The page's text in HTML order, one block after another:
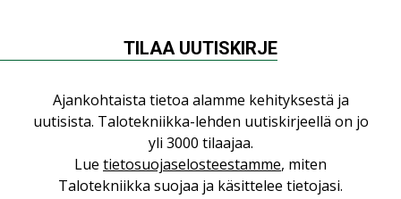
erilliset teknologiat tuodaan yhteen”
AJANKOHTAISTA,TILAAJILLE
Puutteellinen eristys lisää lämpöhäviöitä
LEHDEN ARTIKKELIT
TILAA UUTISKIRJE
Ajankohtaista tietoa alamme kehityksestä ja
uutisista. Talotekniikka-lehden uutiskirjeellä on jo
yli 3000 tilaajaa.
Lue tietosuojaselosteestamme, miten
Talotekniikka suojaa ja käsittelee tietojasi.